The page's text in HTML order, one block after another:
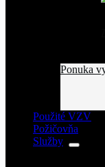
Ponuka
Použité VZV
Požičovňa
Služby